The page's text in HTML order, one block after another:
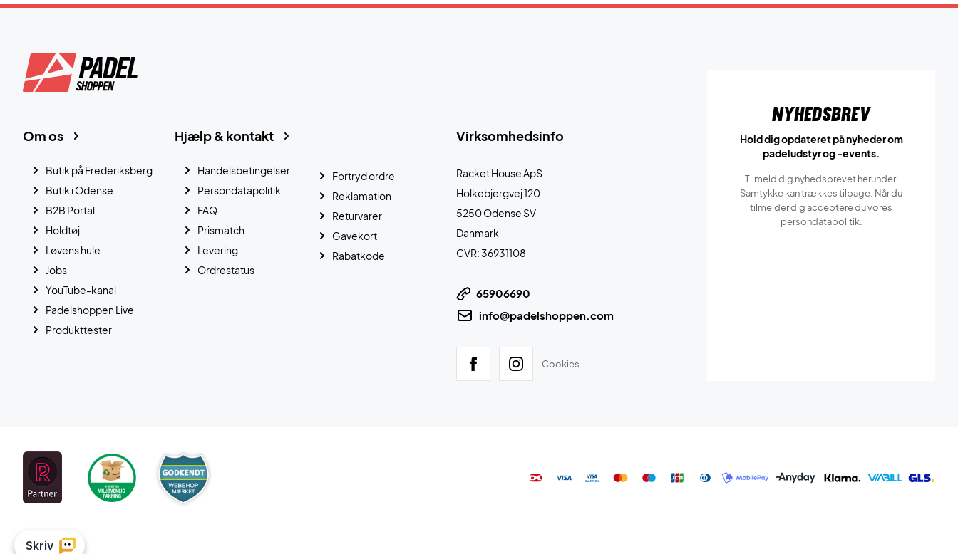
Virksomhedsinfo
Racket House ApS
Holkebjergvej 120
5250 Odense SV
Danmark
CVR: 36931108
65906690
info@padelshoppen.com
Cookies
Hjælp & kontakt
Handelsbetingelser
Persondatapolitik
FAQ
Prismatch
Levering
Ordrestatus
Fortryd ordre
Reklamation
Returvarer
Gavekort
Rabatkode
Om os
Butik på Frederiksberg
Butik i Odense
B2B Portal
Holdtøj
Løvens hule
Jobs
YouTube-kanal
Padelshoppen Live
Produkttester
Nyhedsbrev
Hold dig opdateret på nyheder om
padeludstyr og -events.
Tilmeld dig nyhedsbrevet herunder.
Samtykke kan trækkes tilbage. Når du
tilmelder dig acceptere du vores
persondatapolitik.